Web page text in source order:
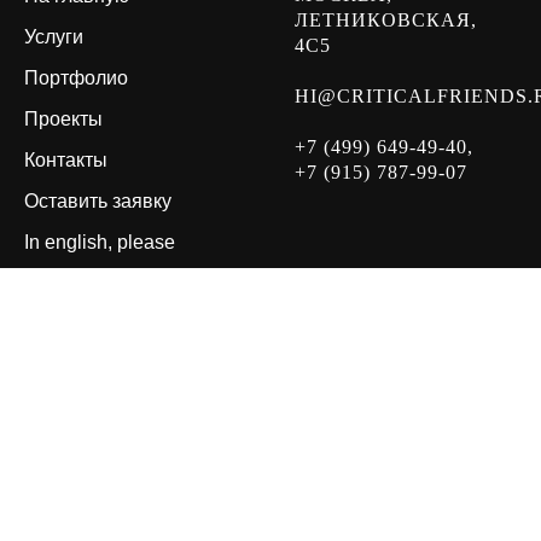
Услуги
Портфолио
Проекты
Контакты
Оставить заявку
In english, please
ЛЕТНИКОВСКАЯ,
4С5
+7 (499) 649-49-40,
+7 (915) 787-99-07